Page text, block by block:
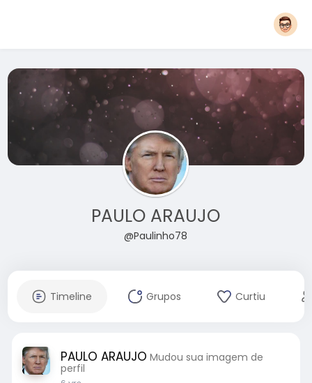
PAULO ARAUJO
@Paulinho78
Timeline Grupos Curtiu
PAULO ARAUJO Mudou sua imagem de
perfil